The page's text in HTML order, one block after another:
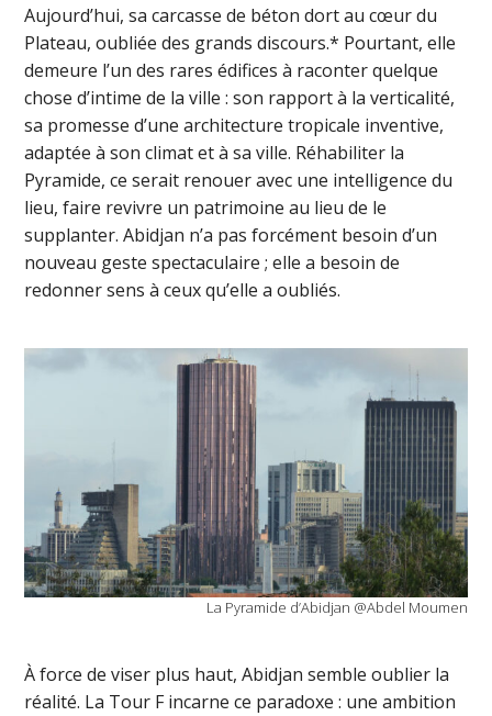
Aujourd’hui, sa carcasse de béton dort au cœur du
Plateau, oubliée des grands discours.* Pourtant, elle
demeure l’un des rares édifices à raconter quelque
chose d’intime de la ville : son rapport à la verticalité,
sa promesse d’une architecture tropicale inventive,
adaptée à son climat et à sa ville. Réhabiliter la
Pyramide, ce serait renouer avec une intelligence du
lieu, faire revivre un patrimoine au lieu de le
supplanter. Abidjan n’a pas forcément besoin d’un
nouveau geste spectaculaire ; elle a besoin de
redonner sens à ceux qu’elle a oubliés.
La Pyramide d’Abidjan @Abdel Moumen
À force de viser plus haut, Abidjan semble oublier la
réalité. La Tour F incarne ce paradoxe : une ambition